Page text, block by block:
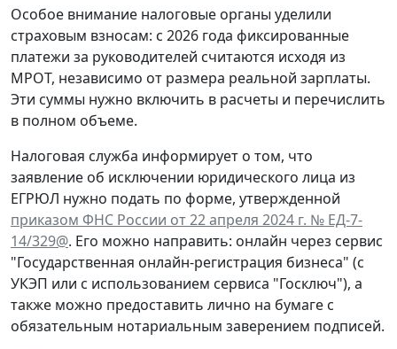
Особое внимание налоговые органы уделили
страховым взносам: с 2026 года фиксированные
платежи за руководителей считаются исходя из
МРОТ, независимо от размера реальной зарплаты.
Эти суммы нужно включить в расчеты и перечислить
в полном объеме.
Налоговая служба информирует о том, что
заявление об исключении юридического лица из
ЕГРЮЛ нужно подать по форме, утвержденной
приказом ФНС России от 22 апреля 2024 г. № ЕД-7-
14/329@. Его можно направить: онлайн через сервис
"Государственная онлайн-регистрация бизнеса" (с
УКЭП или с использованием сервиса "Госключ"), а
также можно предоставить лично на бумаге с
обязательным нотариальным заверением подписей.